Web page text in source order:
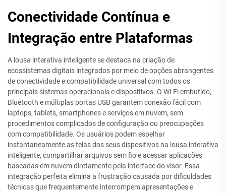
Conectividade Contínua e
Integração entre Plataformas
A lousa interativa inteligente se destaca na criação de
ecossistemas digitais integrados por meio de opções abrangentes
de conectividade e compatibilidade universal com todos os
principais sistemas operacionais e dispositivos. O Wi-Fi embutido,
Bluetooth e múltiplas portas USB garantem conexão fácil com
laptops, tablets, smartphones e serviços em nuvem, sem
procedimentos complicados de configuração ou preocupações
com compatibilidade. Os usuários podem espelhar
instantaneamente as telas dos seus dispositivos na lousa interativa
inteligente, compartilhar arquivos sem fio e acessar aplicações
baseadas em nuvem diretamente pela interface do visor. Essa
integração perfeita elimina a frustração causada por dificuldades
técnicas que frequentemente interrompem apresentações e